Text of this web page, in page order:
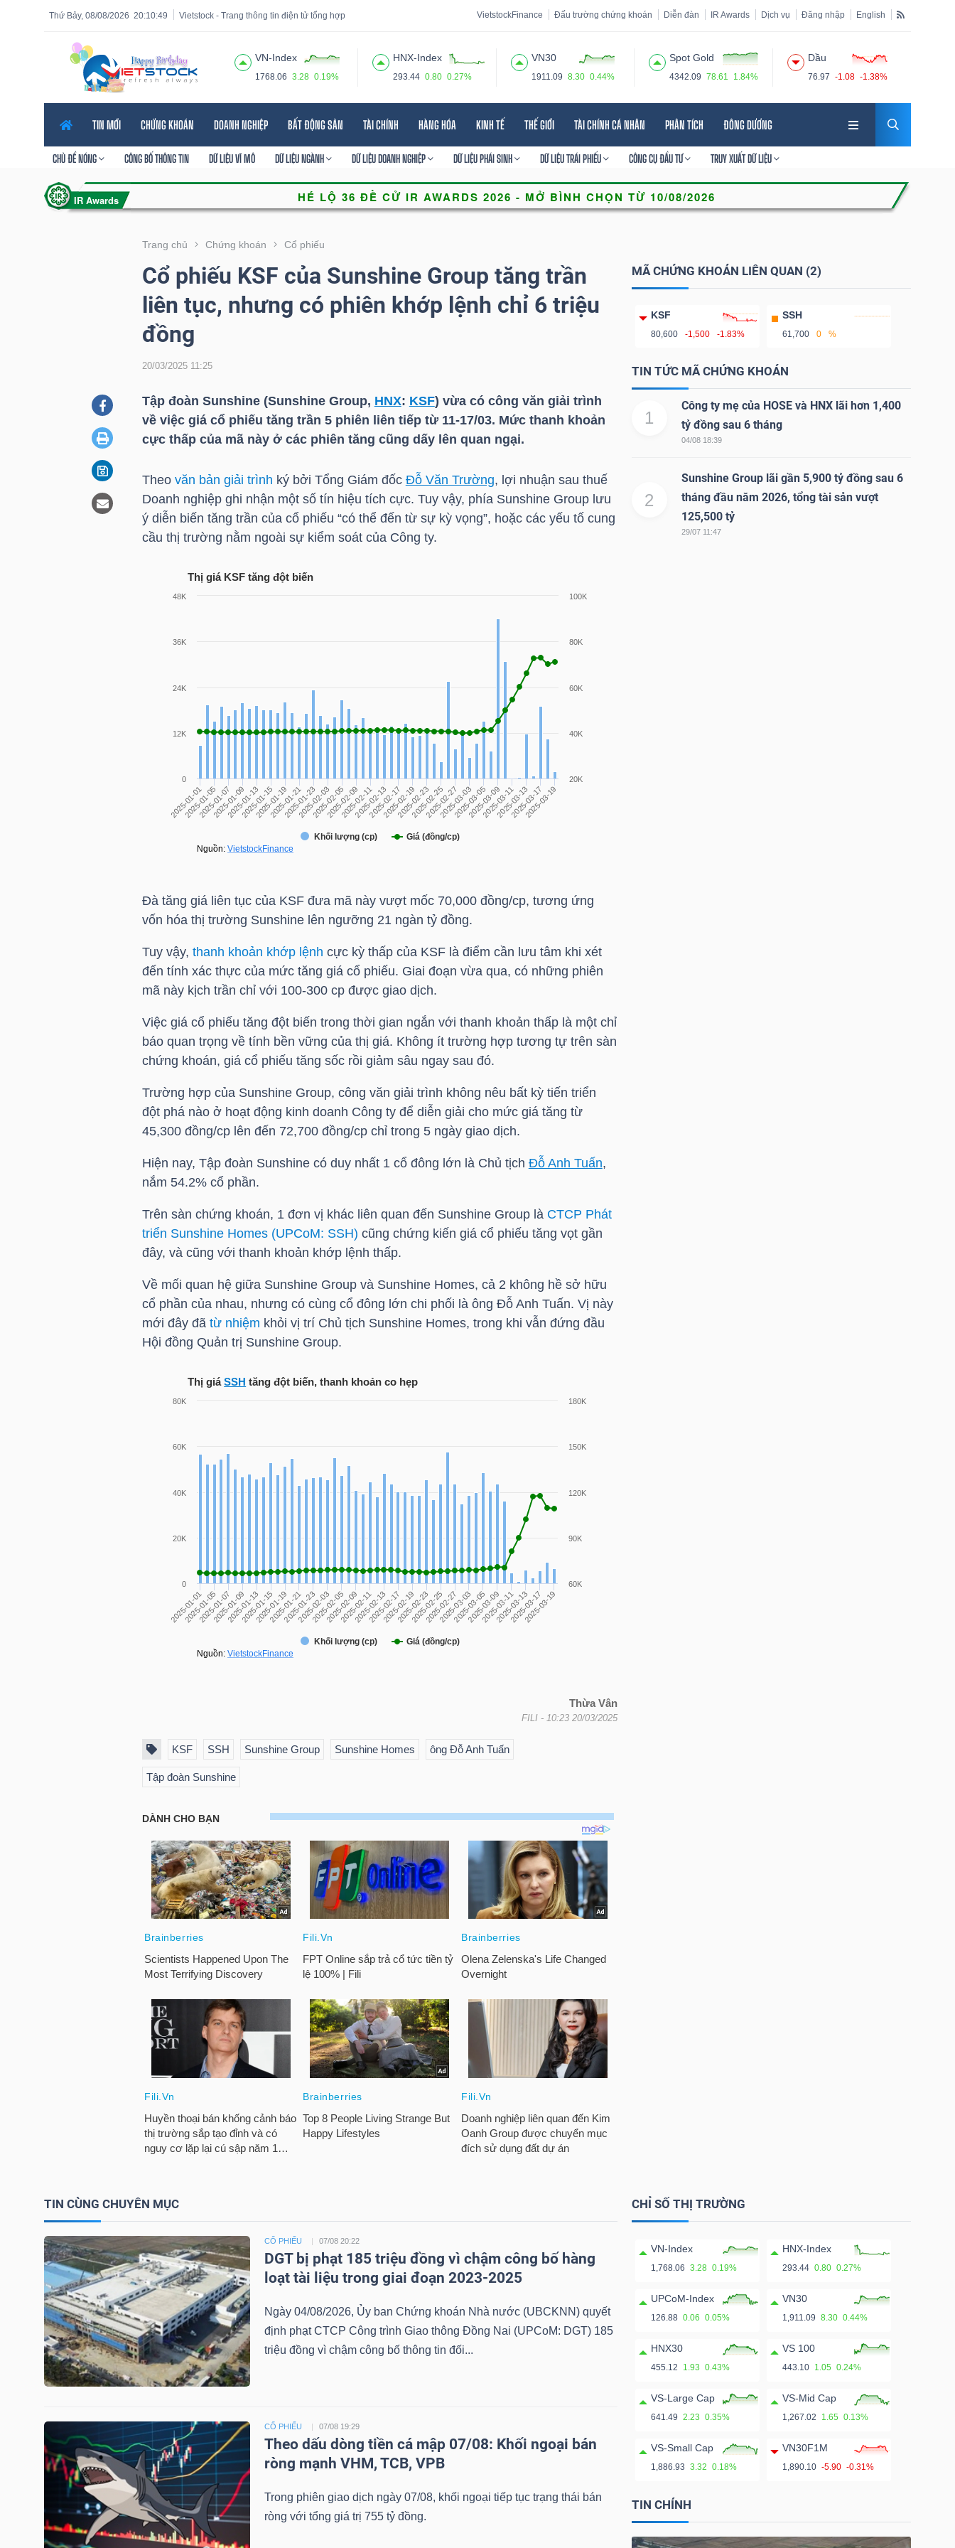
20:10:51
Thứ Bảy, 08/08/2026 Vietstock - Trang thông tin điện tử tổng hợp VietstockFinance Đấu trường chứng khoán Diễn đàn IR Awards Dịch vụ Đăng nhập English
VN-Index
1768.06 3.28 0.19%
HNX-Index
293.44 0.80 0.27%
VN30
1911.09 8.30 0.44%
Spot Gold
4342.09 78.61 1.84%
Dầu
76.97 -1.08 -1.38%
TIN MỚI CHỨNG KHOÁN DOANH NGHIỆP BẤT ĐỘNG SẢN TÀI CHÍNH HÀNG HÓA KINH TẾ THẾ GIỚI TÀI CHÍNH CÁ NHÂN PHÂN TÍCH ĐÔNG DƯƠNG
CHỦ ĐỀ NÓNG CÔNG BỐ THÔNG TIN DỮ LIỆU VĨ MÔ DỮ LIỆU NGÀNH DỮ LIỆU DOANH NGHIỆP DỮ LIỆU PHÁI SINH DỮ LIỆU TRÁI PHIẾU CÔNG CỤ ĐẦU TƯ TRUY XUẤT DỮ LIỆU
Trang chủ Chứng khoán Cổ phiếu
Cổ phiếu KSF của Sunshine Group tăng trần
liên tục, nhưng có phiên khớp lệnh chỉ 6 triệu
đồng
20/03/2025 11:25
Tập đoàn Sunshine (Sunshine Group, HNX: KSF) vừa có công văn giải trình
về việc giá cổ phiếu tăng trần 5 phiên liên tiếp từ 11-17/03. Mức thanh khoản
cực thấp của mã này ở các phiên tăng cũng dấy lên quan ngại.
Theo văn bản giải trình ký bởi Tổng Giám đốc Đỗ Văn Trường, lợi nhuận sau thuế
Doanh nghiệp ghi nhận một số tín hiệu tích cực. Tuy vậy, phía Sunshine Group lưu
ý diễn biến tăng trần của cổ phiếu “có thể đến từ sự kỳ vọng”, hoặc các yếu tố cung
cầu thị trường nằm ngoài sự kiểm soát của Công ty.
Thị giá KSF tăng đột biến
Đà tăng giá liên tục của KSFđưa mã này vượt mốc 70,000 đồng/cp, tương ứng
vốn hóa thị trường Sunshine lên ngưỡng 21 ngàn tỷ đồng.
Tuy vậy, thanh khoản khớp lệnh cực kỳ thấp của KSFlà điểm cần lưu tâm khi xét
đến tính xác thực của mức tăng giá cổ phiếu. Giai đoạn vừa qua, có những phiên
mã này kịch trần chỉ với 100-300 cp được giao dịch.
Việc giá cổ phiếu tăng đột biến trong thời gian ngắn với thanh khoản thấp là một chỉ
báo quan trọng về tính bền vững của thị giá. Không ít trường hợp tương tự trên sàn
chứng khoán, giá cổ phiếu tăng sốc rồi giảm sâu ngay sau đó.
Trường hợp của Sunshine Group, công văn giải trình không nêu bất kỳ tiến triển
đột phá nào ở hoạt động kinh doanh Công ty để diễn giải cho mức giá tăng từ
45,300 đồng/cp lên đến 72,700 đồng/cp chỉ trong 5 ngày giao dịch.
Hiện nay, Tập đoàn Sunshine có duy nhất 1 cổ đông lớn là Chủ tịch Đỗ Anh Tuấn,
nắm 54.2% cổ phần.
Trên sàn chứng khoán, 1 đơn vị khác liên quan đến Sunshine Group là CTCP Phát
triển Sunshine Homes (UPCoM: SSH) cũng chứng kiến giá cổ phiếu tăng vọt gần
đây, và cũng với thanh khoản khớp lệnh thấp.
Về mối quan hệ giữa Sunshine Group và Sunshine Homes, cả 2 không hề sở hữu
cổ phần của nhau, nhưng có cùng cổ đông lớn chi phối là ông Đỗ Anh Tuấn. Vị này
mới đây đã từ nhiệm khỏi vị trí Chủ tịch Sunshine Homes, trong khi vẫn đứng đầu
Hội đồng Quản trị Sunshine Group.
Thị giáSSH tăng đột biến, thanh khoản co hẹp
Thừa Vân
FILI - 10:23 20/03/2025
KSF SSH Sunshine Group Sunshine Homes ông Đỗ Anh Tuấn
Tập đoàn Sunshine
MÃ CHỨNG KHOÁN LIÊN QUAN (2)
KSF
80,600 -1,500 -1.83%
SSH
61,700 0 %
TIN TỨC MÃ CHỨNG KHOÁN
1
Công ty mẹ của HOSE và HNX lãi hơn 1,400
tỷ đồng sau 6 tháng
04/08 18:39
2
Sunshine Group lãi gần 5,900 tỷ đồng sau 6
tháng đầu năm 2026, tổng tài sản vượt
125,500 tỷ
29/07 11:47
TIN CÙNG CHUYÊN MỤC
CỔ PHIẾU 07/08 20:22
DGT bị phạt 185 triệu đồng vì chậm công bố hàng
loạt tài liệu trong giai đoạn 2023-2025
Ngày 04/08/2026, Ủy ban Chứng khoán Nhà nước (UBCKNN) quyết
định phạt CTCP Công trình Giao thông Đồng Nai (UPCoM: DGT) 185
triệu đồng vì chậm công bố thông tin đối...
CỔ PHIẾU 07/08 19:29
Theo dấu dòng tiền cá mập 07/08: Khối ngoại bán
ròng mạnh VHM, TCB, VPB
Trong phiên giao dịch ngày 07/08, khối ngoại tiếp tục trạng thái bán
ròng với tổng giá trị 755 tỷ đồng.
CHỈ SỐ THỊ TRƯỜNG
VN-Index
1,768.06 3.28 0.19%
HNX-Index
293.44 0.80 0.27%
UPCoM-Index
126.88 0.06 0.05%
VN30
1,911.09 8.30 0.44%
HNX30
455.12 1.93 0.43%
VS 100
443.10 1.05 0.24%
VS-Large Cap
641.49 2.23 0.35%
VS-Mid Cap
1,267.02 1.65 0.13%
VS-Small Cap
1,886.93 3.32 0.18%
VN30F1M
1,890.10 -5.90 -0.31%
TIN CHÍNH
Tính năng
năng
VIETSTOCK
NGUYÊN
VẬT
LIỆU
CÔNG
NGHIỆP
TIÊU
KHÔNG
THIẾT